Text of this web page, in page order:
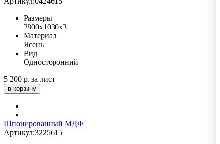
Размеры
2800х1030х3
Материал
Ясень
Вид
Односторонний
5 200 р. за лист
в корзину
Шпонированный МДФ
Артикул:3225615